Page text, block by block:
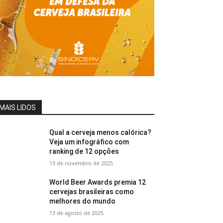
LIDOS
Qual a cerveja menos calórica?
Veja um infográfico com
ranking de 12 opções
13 de novembro de 2025
World Beer Awards premia 12
cervejas brasileiras como
melhores do mundo
13 de agosto de 2025